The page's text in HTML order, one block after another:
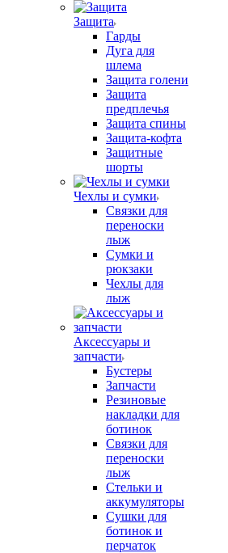
Защита
Гарды
Дуга для
шлема
Защита голени
Защита
предплечья
Защита спины
Защита-кофта
Защитные
шорты
Чехлы и сумки
Связки для
переноски
лыж
Сумки и
рюкзаки
Чехлы для
лыж
Аксессуары и
запчасти
Бустеры
Запчасти
Резиновые
накладки для
ботинок
Связки для
переноски
лыж
Стельки и
аккумуляторы
Сушки для
ботинок и
перчаток